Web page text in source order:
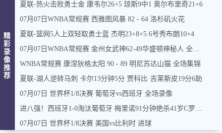
精
彩
录
像
推
荐
夏联-热火击败勇士金 康韦尔26+5 琼斯9中1 奥尔布里奇21+6
07月07日WNBA常规赛 西雅图风暴 82 - 64 洛杉矶火花
夏联-篮网5人上双轻取勇士蓝 杰明23+8+5 6号秀布朗10+4
07月07日WNBA常规赛 金州女武神62-49华盛顿神秘人 全场集锦
WNBA常规赛 康涅狄格太阳 90 - 89 明尼苏达山猫 全场集锦
夏联-湖人逆转马刺 卡尔13分钟5分 贾科比·吉莱斯皮19分6助
07月07日 世界杯1/8决赛 葡萄牙vs西班牙 全场录像
进八强！西班牙1-0淘汰葡萄牙 梅里诺91分钟绝杀41岁C罗最后一舞
07月07日 世界杯1/8决赛 美国vs比利时 进球